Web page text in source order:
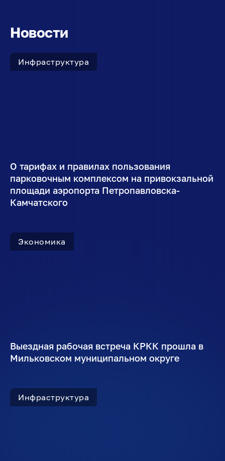
Новости
Инфраструктура
О тарифах и правилах пользования
парковочным комплексом на привокзальной
площади аэропорта Петропавловска-
Камчатского
Экономика
Выездная рабочая встреча КРКК прошла в
Мильковском муниципальном округе
Инфраструктура